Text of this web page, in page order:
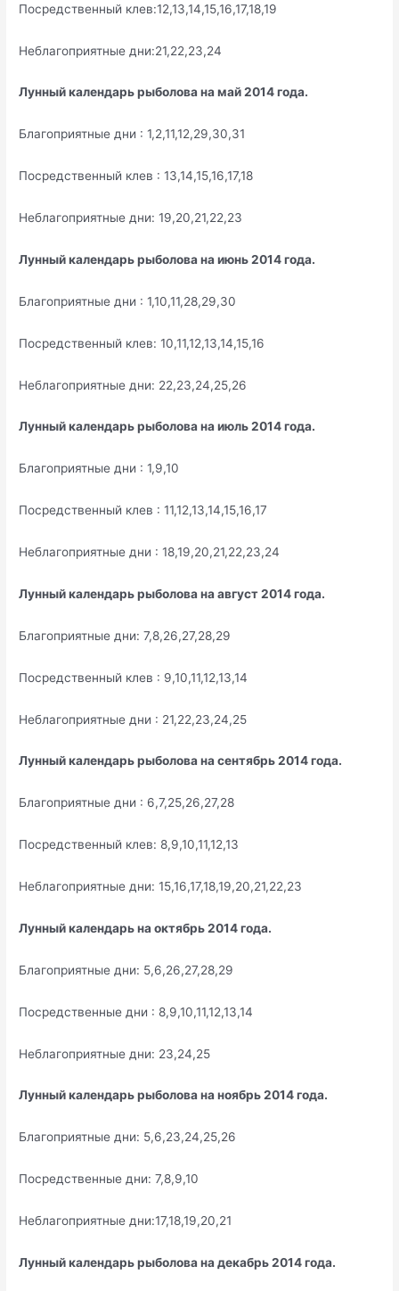
Посредственный клев:12,13,14,15,16,17,18,19
Неблагоприятные дни:21,22,23,24
Лунный календарь рыболова на май 2014 года.
Благоприятные дни : 1,2,11,12,29,30,31
Посредственный клев : 13,14,15,16,17,18
Неблагоприятные дни: 19,20,21,22,23
Лунный календарь рыболова на июнь 2014 года.
Благоприятные дни : 1,10,11,28,29,30
Посредственный клев: 10,11,12,13,14,15,16
Неблагоприятные дни: 22,23,24,25,26
Лунный календарь рыболова на июль 2014 года.
Благоприятные дни : 1,9,10
Посредственный клев : 11,12,13,14,15,16,17
Неблагоприятные дни : 18,19,20,21,22,23,24
Лунный календарь рыболова на август 2014 года.
Благоприятные дни: 7,8,26,27,28,29
Посредственный клев : 9,10,11,12,13,14
Неблагоприятные дни : 21,22,23,24,25
Лунный календарь рыболова на сентябрь 2014 года.
Благоприятные дни : 6,7,25,26,27,28
Посредственный клев: 8,9,10,11,12,13
Неблагоприятные дни: 15,16,17,18,19,20,21,22,23
Лунный календарь на октябрь 2014 года.
Благоприятные дни: 5,6,26,27,28,29
Посредственные дни : 8,9,10,11,12,13,14
Неблагоприятные дни: 23,24,25
Лунный календарь рыболова на ноябрь 2014 года.
Благоприятные дни: 5,6,23,24,25,26
Посредственные дни: 7,8,9,10
Неблагоприятные дни:17,18,19,20,21
Лунный календарь рыболова на декабрь 2014 года.